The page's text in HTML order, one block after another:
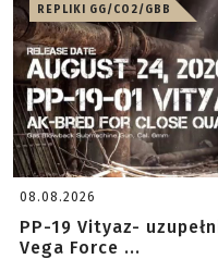
REPLIKI GG/CO2/GBB
08.08.2026
PP-19 Vityaz-
Vega Force ...